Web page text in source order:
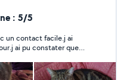
A DOMICILE
PROMENADES
qualifications requises
Auxiliaire
et 10kms autour de
: 5/5
un contact facile.j ai
ai pu constater que
ke m